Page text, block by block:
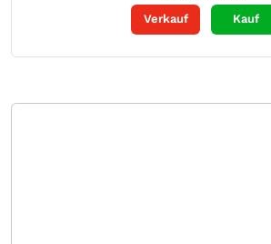
Verkauf Kauf